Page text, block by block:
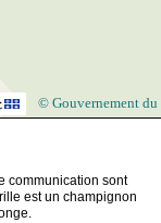
© Gouvernement du
communication sont
est un champignon